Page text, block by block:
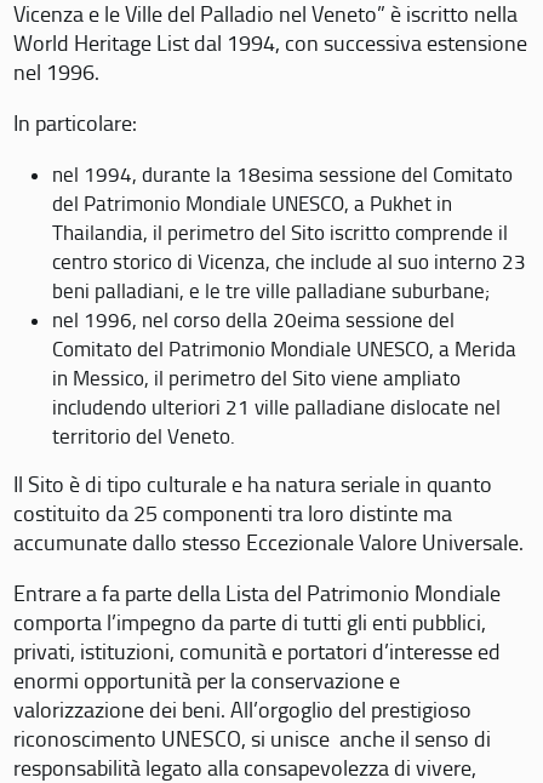
Vicenza e le Ville del Palladio nel Veneto” è iscritto nella
World Heritage List dal 1994, con successiva estensione
nel 1996.
In particolare:
nel 1994, durante la 18esima sessione del Comitato
del Patrimonio Mondiale UNESCO, a Pukhet in
Thailandia, il perimetro del Sito iscritto comprende il
centro storico di Vicenza, che include al suo interno 23
beni palladiani, e le tre ville palladiane suburbane;
nel 1996, nel corso della 20eima sessione del
Comitato del Patrimonio Mondiale UNESCO, a Merida
in Messico, il perimetro del Sito viene ampliato
includendo ulteriori 21 ville palladiane dislocate nel
territorio del Veneto.
Il Sito è di tipo culturale e ha natura seriale in quanto
costituito da 25 componenti tra loro distinte ma
accumunate dallo stesso Eccezionale Valore Universale.
Entrare a fa parte della Lista del Patrimonio Mondiale
comporta l’impegno da parte di tutti gli enti pubblici,
privati, istituzioni, comunità e portatori d’interesse ed
enormi opportunità per la conservazione e
valorizzazione dei beni. All’orgoglio del prestigioso
riconoscimento UNESCO, si unisce anche il senso di
responsabilità legato alla consapevolezza di vivere,